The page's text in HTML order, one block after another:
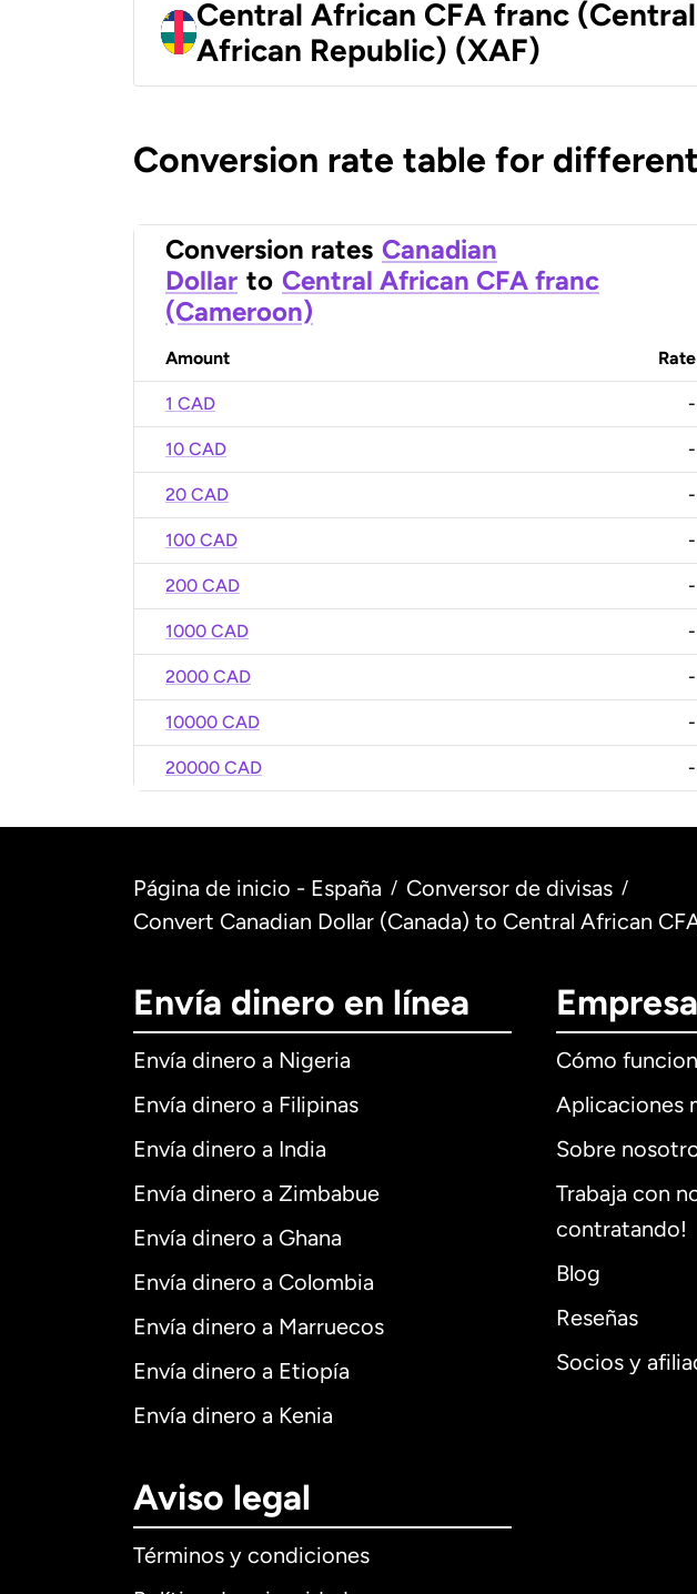
Central African CFA franc (Central
African Republic) (XAF)
Conversion rate table for
Conversion rates Canadian
Dollar to Central African CFA franc
(Cameroon)
Amount Rate
1 CAD -
10 CAD -
20 CAD -
100 CAD -
200 CAD -
1000 CAD -
2000 CAD -
10000 CAD -
20000 CAD -
Página de inicio - España / Conversor de divisas /
Convert Canadian Dollar (Canada) to Central African
Envía dinero en línea
Envía dinero a Nigeria
Envía dinero a Filipinas
Envía dinero a India
Envía dinero a Zimbabue
Envía dinero a Ghana
Envía dinero a Colombia
Envía dinero a Marruecos
Envía dinero a Etiopía
Envía dinero a Kenia
Empresa
Cómo
Aplicaciones
Sobre
Trabaja con
contratando!
Blog
Reseñas
Socios y
Aviso legal
Términos y condiciones